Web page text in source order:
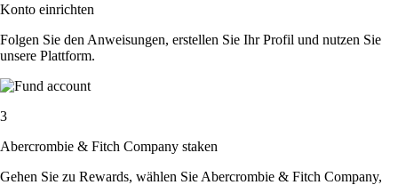
Konto einrichten
Folgen Sie den Anweisungen, erstellen Sie Ihr Profil und nutzen Sie
unsere Plattform.
3
Abercrombie & Fitch Company staken
Gehen Sie zu Rewards, wählen Sie Abercrombie & Fitch Company,